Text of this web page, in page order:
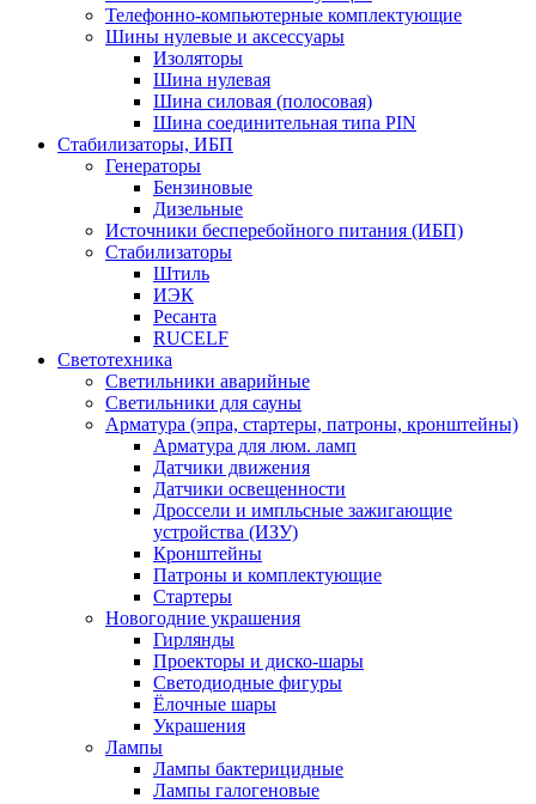
Телефонно-компьютерные комплектующие
Шины нулевые и аксессуары
Изоляторы
Шина нулевая
Шина силовая (полосовая)
Шина соединительная типа PIN
Стабилизаторы, ИБП
Генераторы
Бензиновые
Дизельные
Источники бесперебойного питания (ИБП)
Стабилизаторы
Штиль
ИЭК
Ресанта
RUCELF
Светотехника
Светильники аварийные
Светильники для сауны
Арматура (эпра, стартеры, патроны, кронштейны)
Арматура для люм. ламп
Датчики движения
Датчики освещенности
Дроссели и импльсные зажигающие
устройства (ИЗУ)
Кронштейны
Патроны и комплектующие
Стартеры
Новогодние украшения
Гирлянды
Проекторы и диско-шары
Светодиодные фигуры
Ёлочные шары
Украшения
Лампы
Лампы бактерицидные
Лампы галогеновые